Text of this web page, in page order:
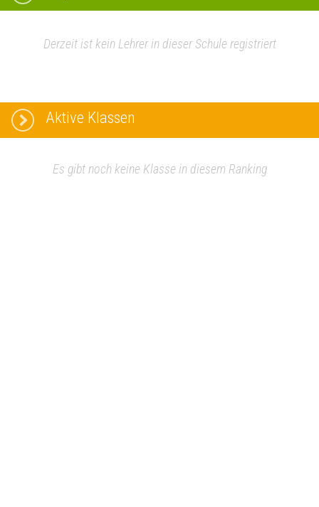
Derzeit ist kein Lehrer in dieser Schule registriert
Aktive Klassen
Es gibt noch keine Klasse in diesem Ranking